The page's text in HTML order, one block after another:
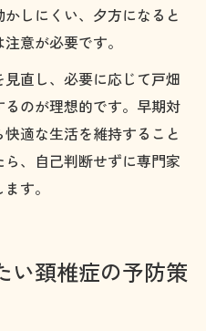
しにくい、夕方になると
意が必要です。
直し、必要に応じて戸畑
のが理想的です。早期対
適な生活を維持すること
、自己判断せずに専門家
す。
い頚椎症の予防策